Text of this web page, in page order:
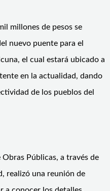
millones de pesos se
nuevo puente para el
el cual estará ubicado a
en la actualidad, dando
de los pueblos del
Públicas, a través de
realizó una reunión de